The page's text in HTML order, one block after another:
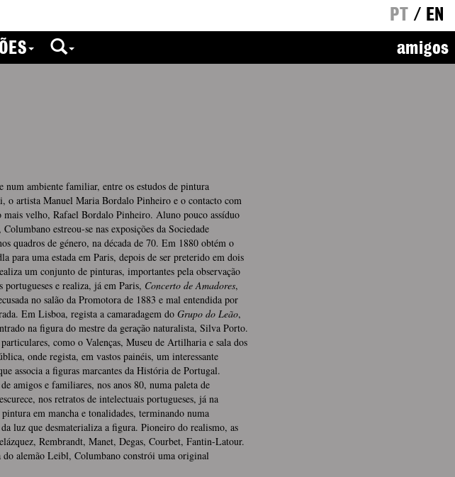
PT / EN
amigos
num ambiente familiar, entre os estudos de pintura
o artista Manuel Maria Bordalo Pinheiro e o contacto com
velho, Rafael Bordalo Pinheiro. Aluno pouco assíduo
estreou-se nas exposições da Sociedade
quadros de género, na década de 70. Em 1880 obtém o
para uma estada em Paris, depois de ser preterido em dois
um conjunto de pinturas, importantes pela observação
e realiza, já em Paris, Concerto de Amadores,
no salão da Promotora de 1883 e mal entendida por
Em Lisboa, regista a camaradagem do Grupo do Leão,
na figura do mestre da geração naturalista, Silva Porto.
como o Valenças, Museu de Artilharia e sala dos
onde regista, em vastos painéis, um interessante
associa a figuras marcantes da História de Portugal.
amigos e familiares, nos anos 80, numa paleta de
nos retratos de intelectuais portugueses, já na
em mancha e tonalidades, terminando numa
luz que desmaterializa a figura. Pioneiro do realismo, as
Rembrandt, Manet, Degas, Courbet, Fantin-Latour.
alemão Leibl, Columbano constrói uma original